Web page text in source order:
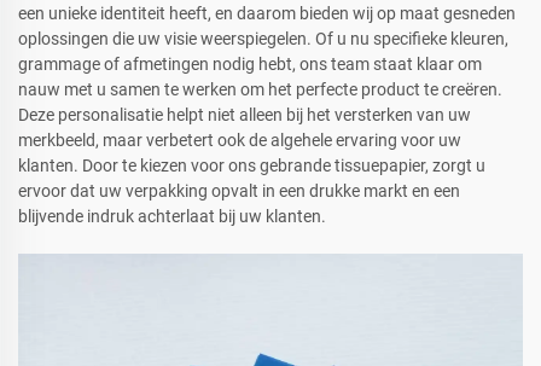
een unieke identiteit heeft, en daarom bieden wij op maat gesneden
oplossingen die uw visie weerspiegelen. Of u nu specifieke kleuren,
grammage of afmetingen nodig hebt, ons team staat klaar om
nauw met u samen te werken om het perfecte product te creëren.
Deze personalisatie helpt niet alleen bij het versterken van uw
merkbeeld, maar verbetert ook de algehele ervaring voor uw
klanten. Door te kiezen voor ons gebrande tissuepapier, zorgt u
ervoor dat uw verpakking opvalt in een drukke markt en een
blijvende indruk achterlaat bij uw klanten.